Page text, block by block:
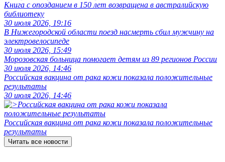
Книга с опозданием в 150 лет возвращена в австралийскую
библиотеку
30 июля 2026, 19:16
В Нижегородской области поезд насмерть сбил мужчину на
электровелосипеде
30 июля 2026, 15:49
Морозовская больница помогает детям из 89 регионов России
30 июля 2026, 14:46
Российская вакцина от рака кожи показала положительные
результаты
30 июля 2026, 14:46
Российская вакцина от рака кожи показала положительные
результаты
Читать все новости